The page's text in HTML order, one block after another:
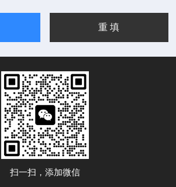
扫一扫，添加微信